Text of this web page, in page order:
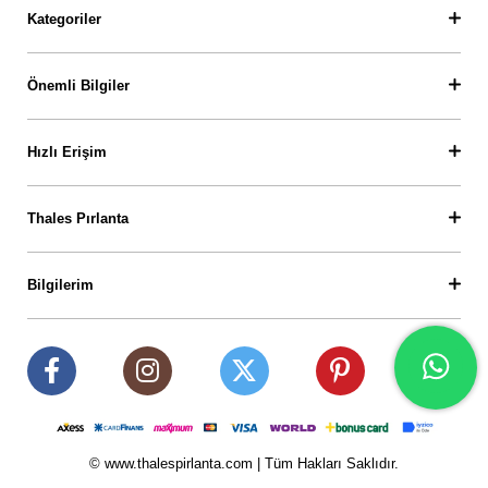
Kategoriler
Önemli Bilgiler
Hızlı Erişim
Thales Pırlanta
Bilgilerim
© www.thalespirlanta.com | Tüm Hakları Saklıdır.